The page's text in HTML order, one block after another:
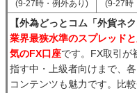
(9-27時・例外あり) (9-27時
【外為どっとコム「外貨ネ
業界最狭水準のスプレッド
気のFX口座です。FX取引が
指す中・上級者向けまで、
コンテンツも魅力です。比